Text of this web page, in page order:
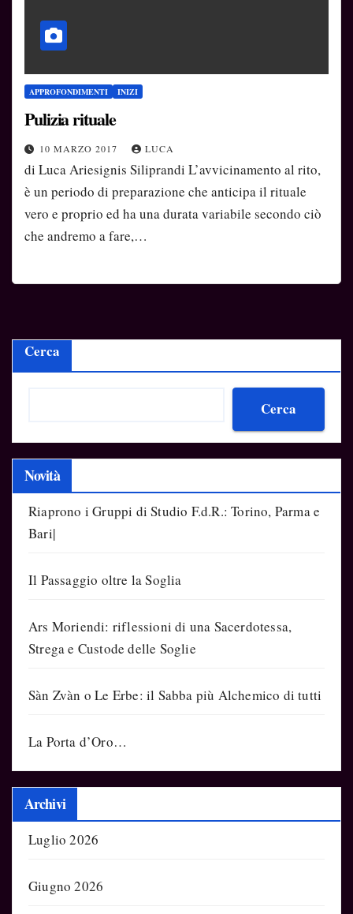
APPROFONDIMENTI INIZI
Pulizia rituale
10 MARZO 2017 LUCA
di Luca Ariesignis Siliprandi L’avvicinamento al rito,
è un periodo di preparazione che anticipa il rituale
vero e proprio ed ha una durata variabile secondo ciò
che andremo a fare,…
Cerca
Cerca
Novità
Riaprono i Gruppi di Studio F.d.R.: Torino, Parma e
Bari|
Il Passaggio oltre la Soglia
Ars Moriendi: riflessioni di una Sacerdotessa,
Strega e Custode delle Soglie
Sàn Zvàn o Le Erbe: il Sabba più Alchemico di tutti
La Porta d’Oro…
Archivi
Luglio 2026
Giugno 2026